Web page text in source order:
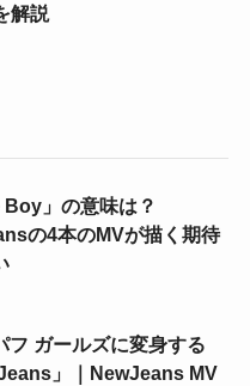
解説
Boy」の意味は？
の4本のMVが描く期待
フ ガールズに変身する
Jeans」｜NewJeans MV